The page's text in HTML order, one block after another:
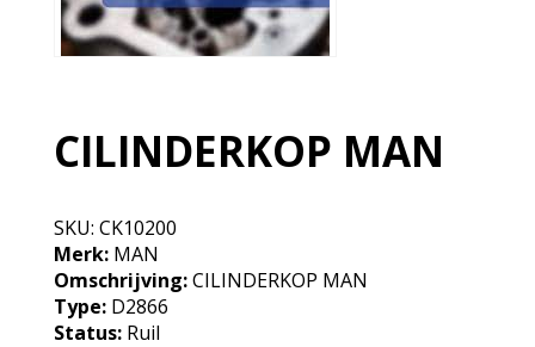
CILINDERKOP MAN
SKU: CK10200
Merk:MAN
Omschrijving:CILINDERKOP MAN
Type:D2866
Status:Ruil